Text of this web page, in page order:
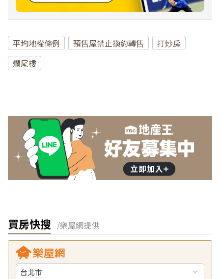
平均地權條例 預售屋禁止換約轉售
打炒房
爛尾樓
買房快搜 /樂屋網提供